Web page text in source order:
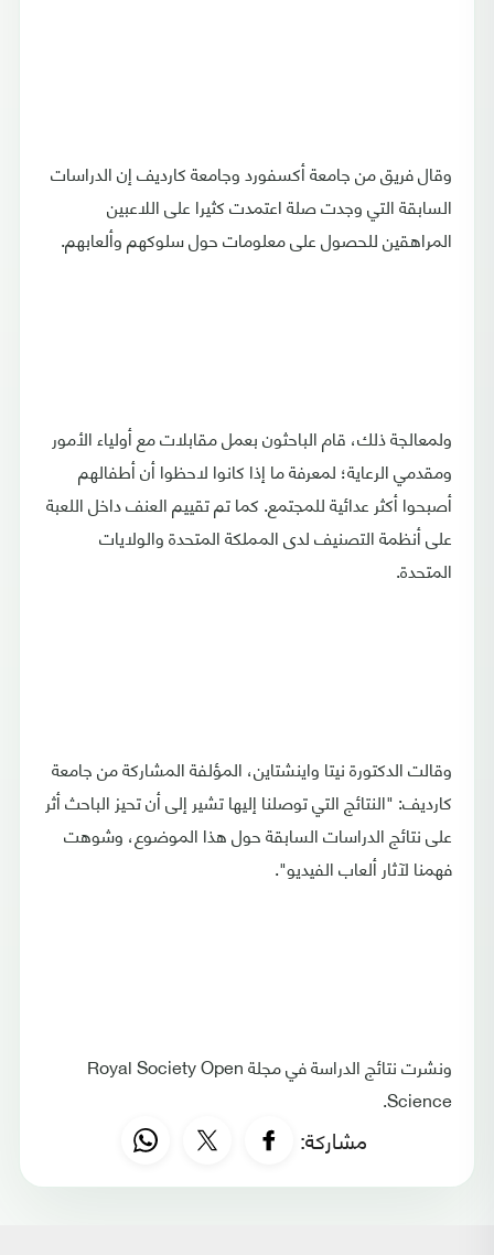
وقال فريق من جامعة أكسفورد وجامعة كارديف إن الدراسات
السابقة التي وجدت صلة اعتمدت كثيرا على اللاعبين
المراهقين للحصول على معلومات حول سلوكهم وألعابهم.
ولمعالجة ذلك، قام الباحثون بعمل مقابلات مع أولياء الأمور
ومقدمي الرعاية؛ لمعرفة ما إذا كانوا لاحظوا أن أطفالهم
أصبحوا أكثر عدائية للمجتمع. كما تم تقييم العنف داخل اللعبة
على أنظمة التصنيف لدى المملكة المتحدة والولايات
المتحدة.
وقالت الدكتورة نيتا واينشتاين، المؤلفة المشاركة من جامعة
كارديف: "النتائج التي توصلنا إليها تشير إلى أن تحيز الباحث أثر
على نتائج الدراسات السابقة حول هذا الموضوع، وشوهت
فهمنا لآثار ألعاب الفيديو".
ونشرت نتائج الدراسة في مجلة Royal Society Open
Science.
مشاركة: